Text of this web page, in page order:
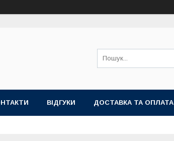
ВІДГУКИ ДОСТАВКА ТА ОПЛАТА